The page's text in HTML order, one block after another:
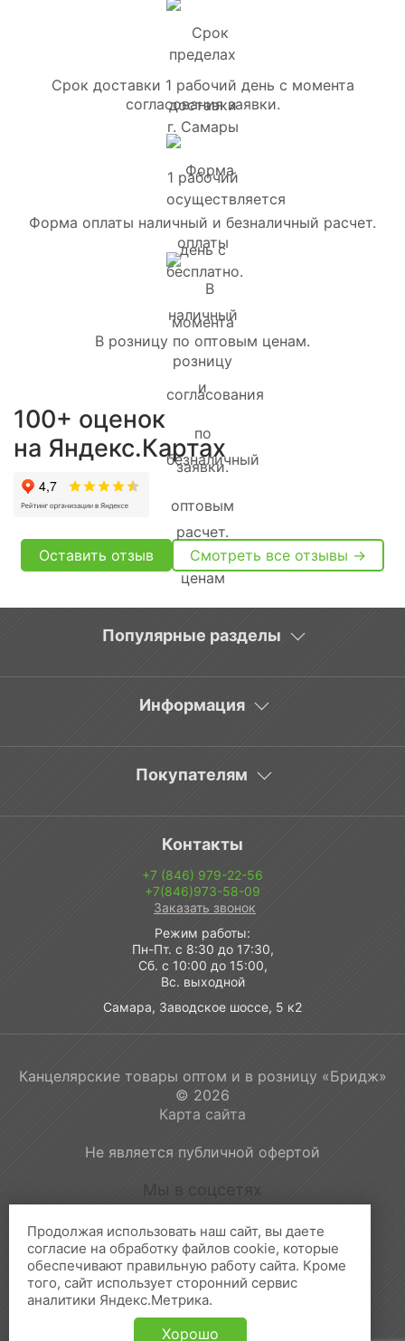
Срок доставки 1 рабочий день с момента
согласования заявки.
Форма оплаты наличный и безналичный расчет.
В розницу по оптовым ценам.
100+ оценок
на Яндекс.Картах
Оставить отзыв Смотреть все отзывы →
Популярные разделы
Информация
Покупателям
Контакты
+7 (846) 979-22-56
+7(846)973-58-09
Заказать звонок
Режим работы:
Пн-Пт. с 8:30 до 17:30,
Сб. с 10:00 до 15:00,
Вс. выходной
Самара, Заводское шоссе, 5 к2
Канцелярские товары оптом и в розницу «Бридж»
© 2026
Карта сайта
Не является публичной офертой
Мы в соцсетях
Принимаем к оплате:
Продолжая использовать наш сайт, вы даете
согласие на обработку файлов cookie, которые
обеспечивают правильную работу сайта. Кроме
того, сайт использует сторонний сервис
аналитики Яндекс.Метрика.
Хорошо